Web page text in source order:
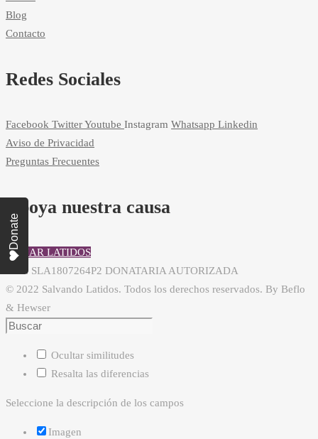
Blog
Contacto
Redes Sociales
Facebook TwitterYoutube Instagram Whatsapp Linkedin
Aviso de Privacidad
Preguntas Frecuentes
Apoya nuestra causa
DONAR LATIDOS
RFC: SLA1807264P2 DONATARIA AUTORIZADA
© 2022 Salvando Latidos. Todos los derechos reservados. By Beflo
& Hewser
Ocultar similitudes
Resalta las diferencias
Seleccione la descripción de los campos
Imagen
Donate